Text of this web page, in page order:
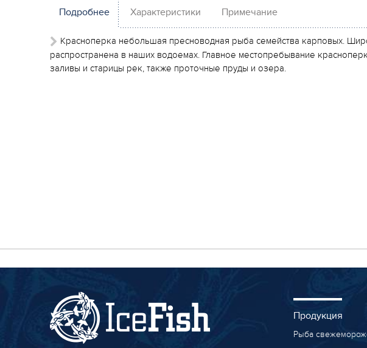
Подробнее Характеристики Примечание
Красноперка небольшая пресноводная рыба семейства карповых.
распространена в наших водоемах. Главное местопребывание
заливы и старицы рек, также проточные пруды и озера.
Продукция
Рыба